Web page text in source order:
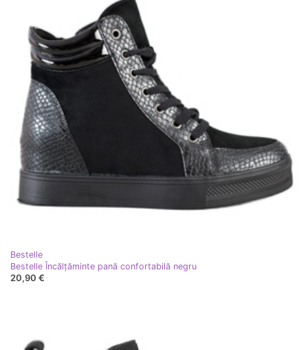
Bestelle
Bestelle Încălțăminte pană confortabilă negru
20,90 €